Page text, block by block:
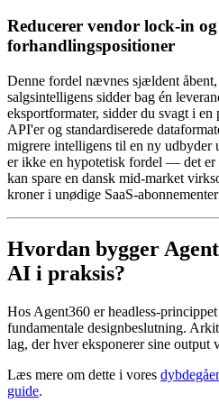
Reducerer vendor lock-in
forhandlingspositioner
Denne fordel nævnes sjældent
salgsintelligens sidder bag én
eksportformater, sidder du svagt i
API'er og standardiserede
migrere intelligens til en ny udbyder
er ikke en hypotetisk fordel — det
kan spare en dansk mid-market
kroner i unødige SaaS-
Hvordan bygger
AI i praksis?
Hos Agent360 er headless-
fundamentale designbeslutning.
lag, der hver eksponerer sine output
Læs mere om dette i vores
guide.